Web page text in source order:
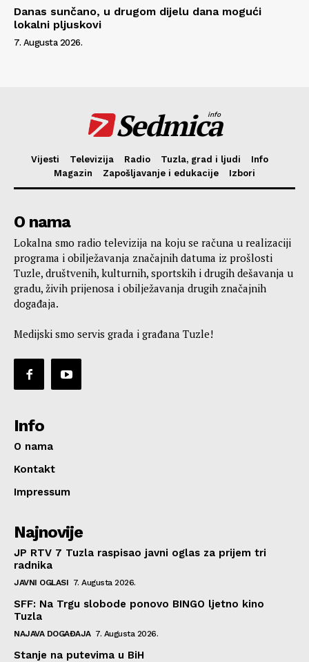
Danas sunčano, u drugom dijelu dana mogući
lokalni pljuskovi
7. Augusta 2026.
Sedmica
info
Vijesti Televizija Radio Tuzla, grad i ljudi
Info
Magazin
Zapošljavanje i edukacije Izbori
O nama
Lokalna smo radio televizija na koju se računa u realizaciji
programa i obilježavanja značajnih datuma iz prošlosti
Tuzle, društvenih, kulturnih, sportskih i drugih dešavanja u
gradu, živih prijenosa i obilježavanja drugih značajnih
događaja.
Medijski smo servis grada i građana Tuzle!
Info
O nama
Kontakt
Impressum
Najnovije
JP RTV 7 Tuzla raspisao javni oglas za prijem tri
radnika
JAVNI OGLASI 7. Augusta 2026.
SFF: Na Trgu slobode ponovo BINGO ljetno kino
Tuzla
NAJAVA DOGAĐAJA 7. Augusta 2026.
Stanje na putevima u BiH